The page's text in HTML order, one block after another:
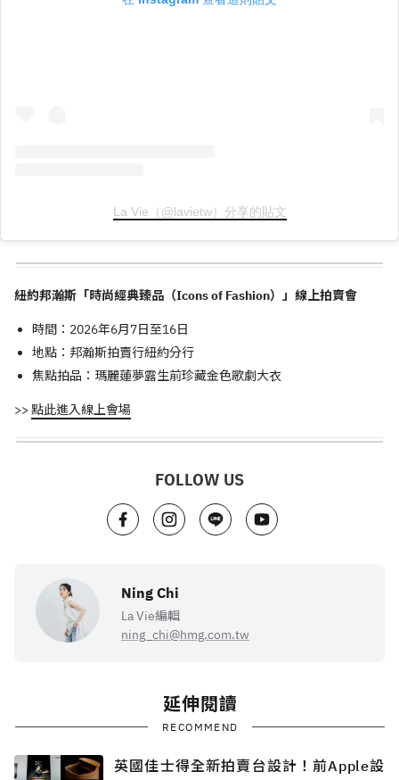
La Vie（@lavietw）分享的貼文
紐約邦瀚斯「時尚經典臻品（Icons of Fashion）」線上拍賣會
時間：2026年6月7日至16日
地點：邦瀚斯拍賣行紐約分行
焦點拍品：瑪麗蓮夢露生前珍藏金色歌劇大衣
>> 點此進入線上會場
FOLLOW US
Ning Chi
La Vie編輯
ning_chi@hmg.com.tw
延伸閱讀
RECOMMEND
英國佳士得全新拍賣台設計！前Apple設